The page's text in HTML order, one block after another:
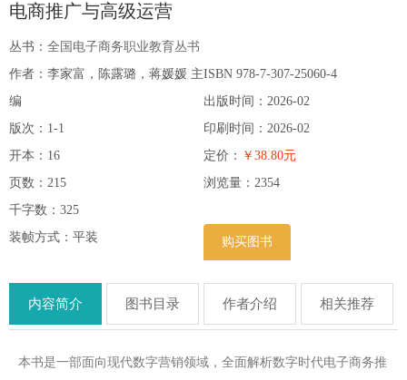
电商推广与高级运营
丛书： 全国电子商务职业教育丛书
作者：李家富，陈露璐，蒋媛媛 主
编
版次：1-1
开本：16
页数：215
千字数：325
装帧方式：平装
ISBN 978-7-307-25060-4
出版时间：2026-02
印刷时间：2026-02
定价： ￥38.80元
浏览量： 2354
购买图书
内容简介 图书目录 作者介绍 相关推荐
本书是一部面向现代数字营销领域，全面解析数字时代电子商务推